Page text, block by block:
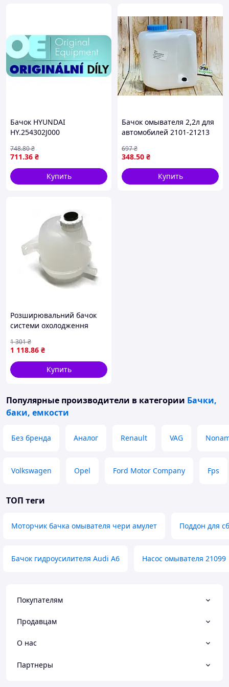
Бачок HYUNDAI
HY.254302J000
711.36 ₴
748.80₴
Купить
Бачок омывателя 2,2л для
автомобилей 2101-21213
5208102-20М
348.50 ₴
697₴
Купить
Розширювальний бачок
системи охолодження
2003, Clio II з 1998
1 118.86 ₴
1 301₴
Купить
Популярные производители в категории Бачки,
баки, емкости
Без бренда Аналог Renault VAG
Volkswagen Opel Ford Motor Company Fps
ТОП теги
Моторчик бачка омывателя чери амулет Поддон для
Бачок гидроусилителя Audi A6 Насос омывателя 21099
Покупателям
Продавцам
О нас
Партнеры